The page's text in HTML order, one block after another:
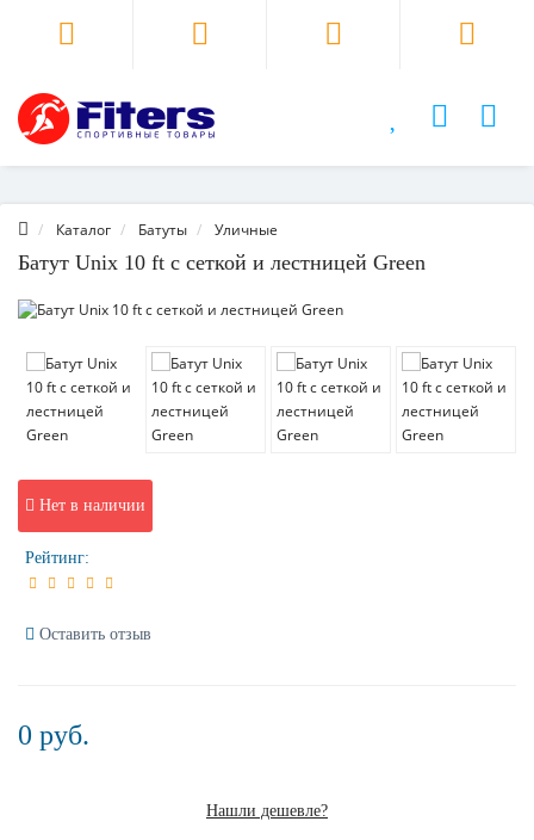
Каталог Батуты Уличные
Батут Unix 10 ft с сеткой и лестницей Green
Нет в наличии
Рейтинг:
Оставить отзыв
0 руб.
Нашли дешевле?